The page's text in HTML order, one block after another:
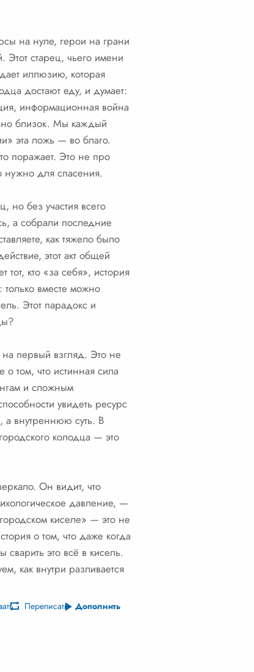
на нуле, герои на грани
старец, чьего имени
иллюзию, которая
достают еду, и думает:
информационная война
близок. Мы каждый
эта ложь — во благо.
поражает. Это не про
нужно для спасения.
но без участия всего
а собрали последние
как тяжело было
этот акт общей
кто «за себя», история
вместе можно
Этот парадокс и
первый взгляд. Это не
том, что истинная сила
и сложным
увидеть ресурс
а внутреннюю суть. В
колодца — это
Он видит, что
давление, —
киселе» — это не
о том, что даже когда
это всё в кисель.
как внутри разливается
Переписать Дополнить